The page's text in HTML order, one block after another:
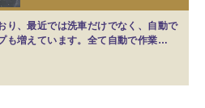
り、最近では洗車だけでなく、自動で
も増えています。全て自動で作業…